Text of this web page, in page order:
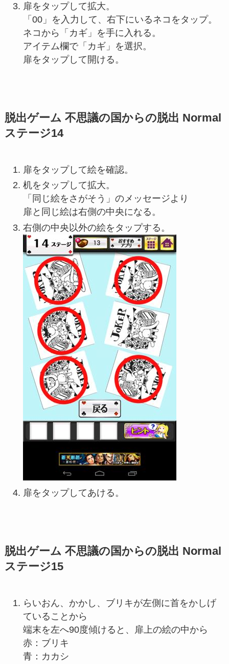
扉をタップして拡大。
「00」を入力して、右下にいるネコをタップ。
ネコから「カギ」を手に入れる。
アイテム欄で「カギ」を選択。
扉をタップして開ける。
脱出ゲーム 不思議の国からの脱出 Normal
ステージ14
扉をタップして絵を確認。
机をタップして拡大。
「同じ絵をさがそう」のメッセージより
扉と同じ絵は右側の中央になる。
右側の中央以外の絵をタップする。
扉をタップしてあける。
脱出ゲーム 不思議の国からの脱出 Normal
ステージ15
らいおん、かかし、ブリキが左側に首をかしげ
ていることから
端末を左へ90度傾けると、扉上の絵の中から
赤：ブリキ
青：カカシ